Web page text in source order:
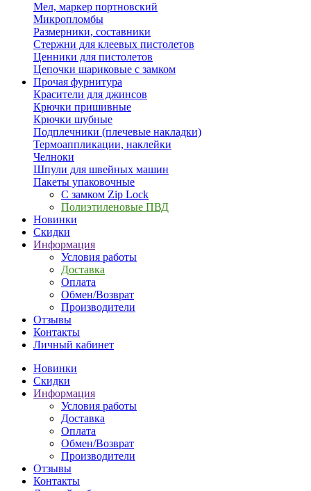
Мел, маркер портновский
Микропломбы
Размерники, составники
Стержни для клеевых пистолетов
Ценники для пистолетов
Цепочки шариковые с замком
Прочая фурнитура
Красители для джинсов
Крючки пришивные
Крючки шубные
Подплечники (плечевые накладки)
Термоаппликации, наклейки
Челноки
Шпули для швейных машин
Пакеты упаковочные
С замком Zip Lock
Полиэтиленовые ПВД
Новинки
Скидки
Информация
Условия работы
Доставка
Оплата
Обмен/Возврат
Производители
Отзывы
Контакты
Личный кабинет
Новинки
Скидки
Информация
Условия работы
Доставка
Оплата
Обмен/Возврат
Производители
Отзывы
Контакты